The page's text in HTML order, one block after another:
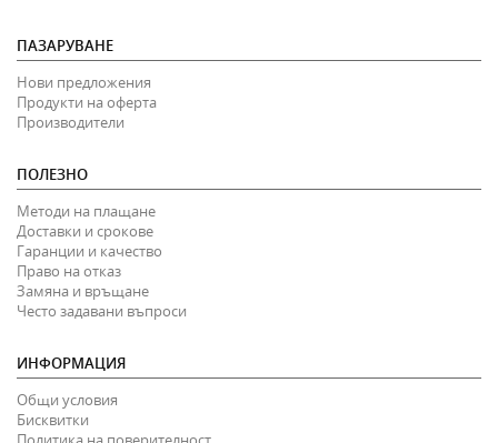
ПАЗАРУВАНЕ
Нови предложения
Продукти на оферта
Производители
ПОЛЕЗНО
Методи на плащане
Доставки и срокове
Гаранции и качество
Право на отказ
Замяна и връщане
Често задавани въпроси
ИНФОРМАЦИЯ
Общи условия
Бисквитки